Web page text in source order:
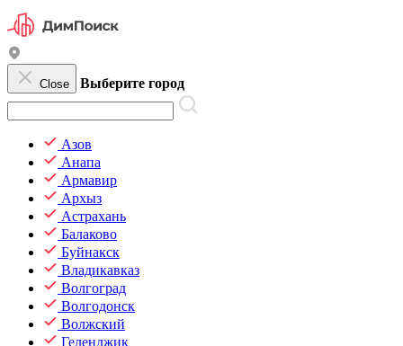
Close Выберите город
Азов
Анапа
Армавир
Архыз
Астрахань
Балаково
Буйнакск
Владикавказ
Волгоград
Волгодонск
Волжский
Геленджик